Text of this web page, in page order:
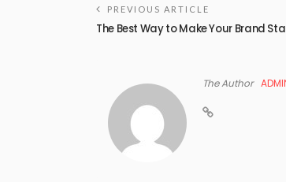
PREVIOUS ARTICLE
The Best Way to Make Your Brand
The Author